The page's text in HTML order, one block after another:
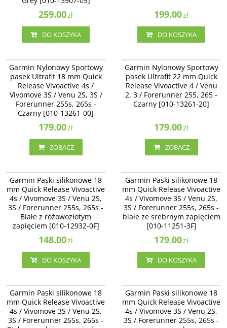
259.00zł
DO KOSZYKA
199.00zł
DO KOSZYKA
Garmin Nylonowy Sportowy pasek
Ultrafit 18 mm Quick Release
Vivoactive 4s / Vivomove 3S / Venu
2S, 3S / Forerunner 255s, 265s -
Czarny [010-13261-00]
Dostępność: Zakończono
produkcję. Produkt niedostępny.
Garmin Nylonowy Sportowy
pasek Ultrafit 18 mm Quick
Release Vivoactive 4s /
Vivomove 3S / Venu 2S, 3S /
Forerunner 255s, 265s -
Czarny [010-13261-00]
179.00zł
ZOBACZ
Garmin Nylonowy Sportowy pasek
Ultrafit 22 mm Quick Release
Vivoactive 4 / Venu 2, 3 /
Forerunner 255, 265 - Czarny [010-
13261-20]
Dostępność Zakończono
Garmin Nylonowy Sportowy
pasek Ultrafit 22 mm Quick
Release Vivoactive 4 / Venu
2, 3 / Forerunner 255, 265 -
Czarny [010-13261-20]
179.00zł
ZOBACZ
Garmin Paski silikonowe 18 mm
Quick Release Vivoactive 4s /
Vivomove 3S / Venu 2S - Białe z
różowozłotym zapięciem [010-
12932-0F]
Garmin Paski silikonowe 18
mm Quick Release Vivoactive
4s / Vivomove 3S / Venu 2S,
3S / Forerunner 255s, 265s -
Białe z różowozłotym
zapięciem [010-12932-0F]
148.00zł
DO KOSZYKA
Garmin Paski silikonowe 18 mm
Quick Release Vivoactive 4s /
Vivomove 3S / Venu 2S - białe ze
srebrnym zapięciem [010-11251-3F]
Garmin Paski silikonowe 18
mm Quick Release Vivoactive
4s / Vivomove 3S / Venu 2S,
3S / Forerunner 255s, 265s -
białe ze srebrnym zapięciem
[010-11251-3F]
179.00zł
DO KOSZYKA
Garmin Paski silikonowe 18 mm
Quick Release Vivoactive 4s /
Vivomove 3S / Venu 2S - Biały ze
srebrnym zapięciem [010-12932-
0B]
Garmin Paski silikonowe 18
mm Quick Release Vivoactive
4s / Vivomove 3S / Venu 2S,
3S / Forerunner 255s, 265s -
Garmin Paski silikonowe 18 mm
Quick Release Vivoactive 4s /
Vivomove 3S / Venu 2S - czarne ze
srebrnym zapięciem [010-11251-3E]
Garmin Paski silikonowe 18
mm Quick Release Vivoactive
4s / Vivomove 3S / Venu 2S,
3S / Forerunner 255s, 265s -